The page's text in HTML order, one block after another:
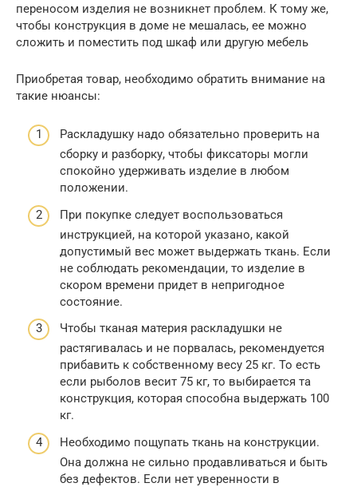
переносом изделия не возникнет проблем. К тому же,
чтобы конструкция в доме не мешалась, ее можно
сложить и поместить под шкаф или другую мебель
Приобретая товар, необходимо обратить внимание на
такие нюансы:
Раскладушку надо обязательно проверить на
сборку и разборку, чтобы фиксаторы могли
спокойно удерживать изделие в любом
положении.
При покупке следует воспользоваться
инструкцией, на которой указано, какой
допустимый вес может выдержать ткань. Если
не соблюдать рекомендации, то изделие в
скором времени придет в непригодное
состояние.
Чтобы тканая материя раскладушки не
растягивалась и не порвалась, рекомендуется
прибавить к собственному весу 25 кг. То есть
если рыболов весит 75 кг, то выбирается та
конструкция, которая способна выдержать 100
кг.
Необходимо пощупать ткань на конструкции.
Она должна не сильно продавливаться и быть
без дефектов. Если нет уверенности в